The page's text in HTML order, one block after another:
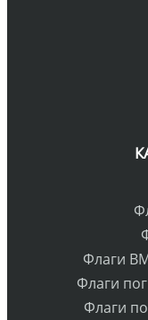
Флаги
Флаги
Флаги